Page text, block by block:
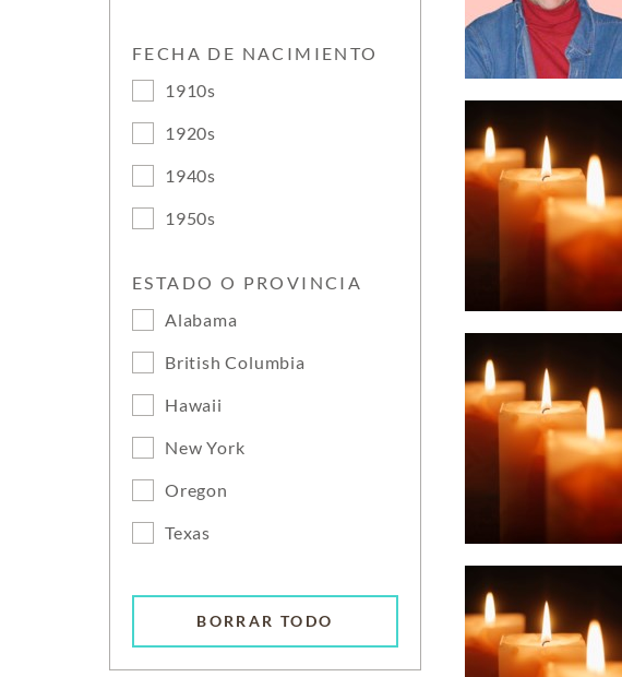
FECHA DE NACIMIENTO
1910s
1920s
1940s
1950s
ESTADO O PROVINCIA
Alabama
British Columbia
Hawaii
New York
Oregon
Texas
BORRAR TODO